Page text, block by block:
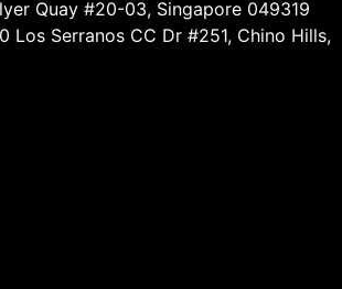
Quay #20-03, Singapore 049319
Los Serranos CC Dr #251, Chino Hills,